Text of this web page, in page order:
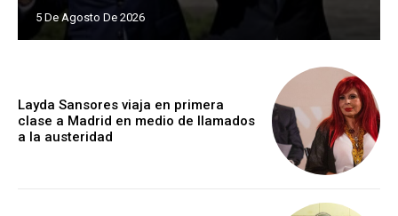
5 De Agosto De 2026
Layda Sansores viaja en primera
clase a Madrid en medio de llamados
a la austeridad